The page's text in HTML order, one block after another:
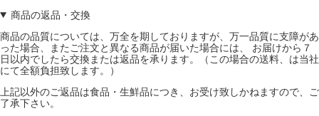
商品の返品・交換
商品の品質については、万全を期しておりますが、万一品質に支障があ
った場合、またご注文と異なる商品が届いた場合には、 お届けから７
日以内でしたら交換または返品を承ります。（この場合の送料、は当社
にて全額負担致します。）
上記以外のご返品は食品・生鮮品につき、お受け致しかねますので、ご
了承下さい。